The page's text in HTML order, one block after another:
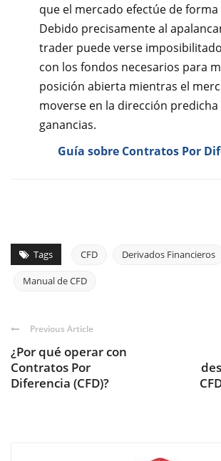
que el mercado efectúe de
Debido precisamente al
trader puede verse
con los fondos necesarios para
posición abierta mientras el
moverse en la dirección
ganancias.
Guía sobre Contratos Por
Tags CFD Derivados Financieros
Manual de CFD
Previous Article
¿Por qué operar con
Contratos Por
Diferencia (CFD)?